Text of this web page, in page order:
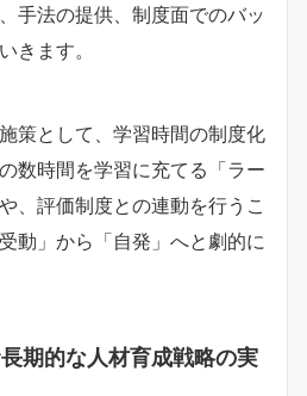
手法の提供、制度面でのバッ
きます。
策として、学習時間の制度化
数時間を学習に充てる「ラー
、評価制度との連動を行うこ
動」から「自発」へと劇的に
期的な人材育成戦略の実